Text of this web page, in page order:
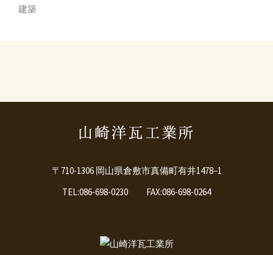
建築
〒710-1306 岡山県倉敷市真備町有井1478−1
TEL:086-698-0230 FAX:086-698-0264